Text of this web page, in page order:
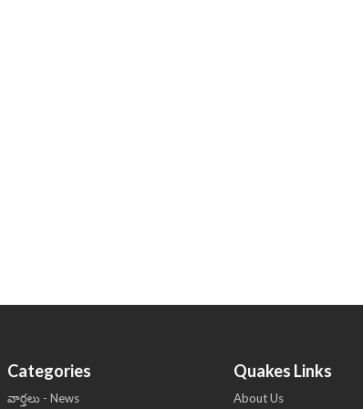
Categories
వార్తలు - News
Quakes Links
About Us